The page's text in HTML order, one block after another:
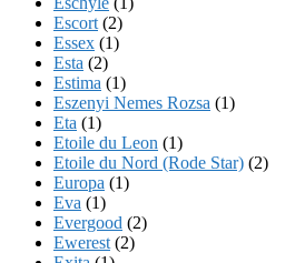
Escort (2)
Essex (1)
Esta (2)
Estima (1)
Eszenyi Nemes Rozsa (1)
Eta (1)
Etoile du Leon (1)
Etoile du Nord (Rode Star) (2)
Europa (1)
Eva (1)
Evergood (2)
Ewerest (2)